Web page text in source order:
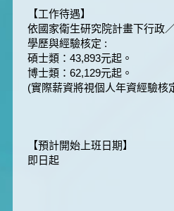
【工作待遇】
依國家衛生研究院計畫下行政
學歷與經驗核定 :
碩士類：43,893元起。
博士類：62,129元起。
(實際薪資將視個人年資經驗核
【預計開始上班日期】
即日起